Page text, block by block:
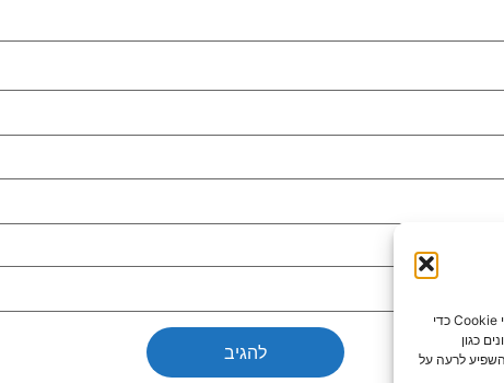
כדי לספק את חוויות המשתמש הטובות ביותר, אנו משתמשים בטכנולוגיות כמו קובצי Cookie כדי
כגון
לרעה על